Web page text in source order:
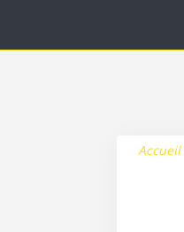
Accueil